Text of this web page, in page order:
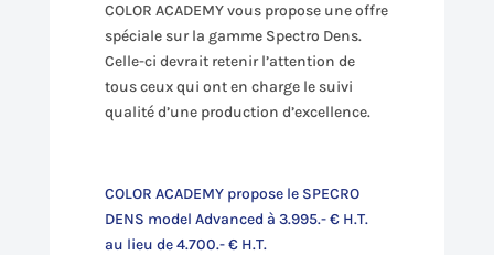
COLOR ACADEMY vous propose une offre
spéciale sur la gamme Spectro Dens.
Celle-ci devrait retenir l’attention de
tous ceux qui ont en charge le suivi
qualité d’une production d’excellence.
COLOR ACADEMY propose le SPECRO
DENS model Advanced à 3.995.- € H.T.
au lieu de 4.700.- € H.T.